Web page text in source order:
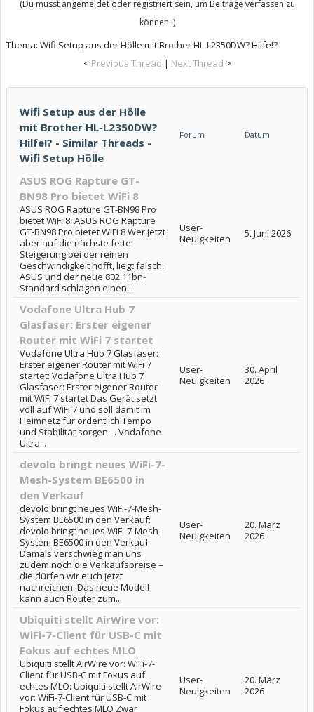
(Du musst angemeldet oder registriert sein, um Beiträge verfassen zu
können. )
Thema: Wifi Setup aus der Hölle mit Brother HL-L2350DW? Hilfe!?
< Previous Thread | Next Thread >
Wifi Setup aus der Hölle
mit Brother HL-L2350DW?
Hilfe!? - Similar Threads -
Wifi Setup Hölle
Forum Datum
ASUS ROG Rapture GT-
BN98 Pro bietet WiFi 8
ASUS ROG Rapture GT-BN98 Pro
bietet WiFi 8: ASUS ROG Rapture
GT-BN98 Pro bietet WiFi 8 Wer jetzt
aber auf die nächste fette
Steigerung bei der reinen
Geschwindigkeit hofft, liegt falsch.
ASUS und der neue 802.11bn-
Standard schlagen einen...
User-
Neuigkeiten
5. Juni 2026
Vodafone Ultra Hub 7
Glasfaser: Erster eigener
Router mit WiFi 7 startet
Vodafone Ultra Hub 7 Glasfaser:
Erster eigener Router mit WiFi 7
startet: Vodafone Ultra Hub 7
Glasfaser: Erster eigener Router
mit WiFi 7 startet Das Gerät setzt
voll auf WiFi 7 und soll damit im
Heimnetz für ordentlich Tempo
und Stabilität sorgen.. . Vodafone
Ultra...
User-
Neuigkeiten
30. April
2026
devolo bringt neues WiFi-7-
Mesh-System BE6500 in
den Verkauf
devolo bringt neues WiFi-7-Mesh-
System BE6500 in den Verkauf:
devolo bringt neues WiFi-7-Mesh-
System BE6500 in den Verkauf
Damals verschwieg man uns
zudem noch die Verkaufspreise –
die dürfen wir euch jetzt
nachreichen. Das neue Modell
kann auch Router zum...
User-
Neuigkeiten
20. März
2026
Ubiquiti stellt AirWire vor:
WiFi-7-Client für USB-C mit
Fokus auf echtes MLO
Ubiquiti stellt AirWire vor: WiFi-7-
Client für USB-C mit Fokus auf
echtes MLO: Ubiquiti stellt AirWire
vor: WiFi-7-Client für USB-C mit
Fokus auf echtes MLO Zwar
User-
Neuigkeiten
20. März
2026